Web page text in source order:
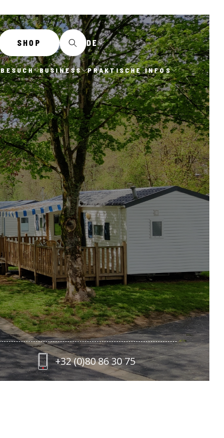
SHOP DE
BESUCH BUSINESS PRAKTISCHE INFOS
+32 (0)80 86 30 75